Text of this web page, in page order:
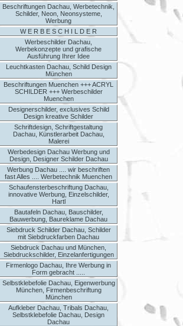
Beschriftungen Dachau, Werbetechnik,
Schilder, Neon, Neonsysteme,
Werbung
W E R B E S C H I L D E R
Werbeschilder Dachau,
Werbekonzepte und grafische
Ausführung Ihrer Idee
Leuchtkasten Dachau, Schild Design
München
Beschriftungen Muenchen +++ ACRYL
SCHILDER +++ Werbeschilder
Muenchen
Designerschilder, exclusives Schild
Design kreative Schilder
Schriftdesign, Schriftgestaltung
Dachau, Künstlerarbeit Dachau,
Malerei
Werbedesign Dachau Werbung und
Design, Designer Schilder Dachau
Werbung Dachau .... wir beschriften
fast Alles .... Werbetechnik Muenchen
Schaufensterbeschriftung Dachau,
innovative Werbung, Einzelschilder,
Hartl
Bautafeln Dachau, Bauschilder,
Bauwerbung, Baureklame Dachau
Siebdruck Schilder Dachau, Schilder
mit Siebdruckfarben Dachau
Siebdruck Dachau und München,
Siebdruckschilder, Einzelanfertigungen
Firmenlogo Dachau, Ihre Werbung in
Form gebracht .....
Selbstklebefolie Dachau, Eigenwerbung
München, Firmenbeschriftung
München
Aufkleber Dachau, Tribals Dachau,
Selbstklebefolie Dachau, Design
Dachau